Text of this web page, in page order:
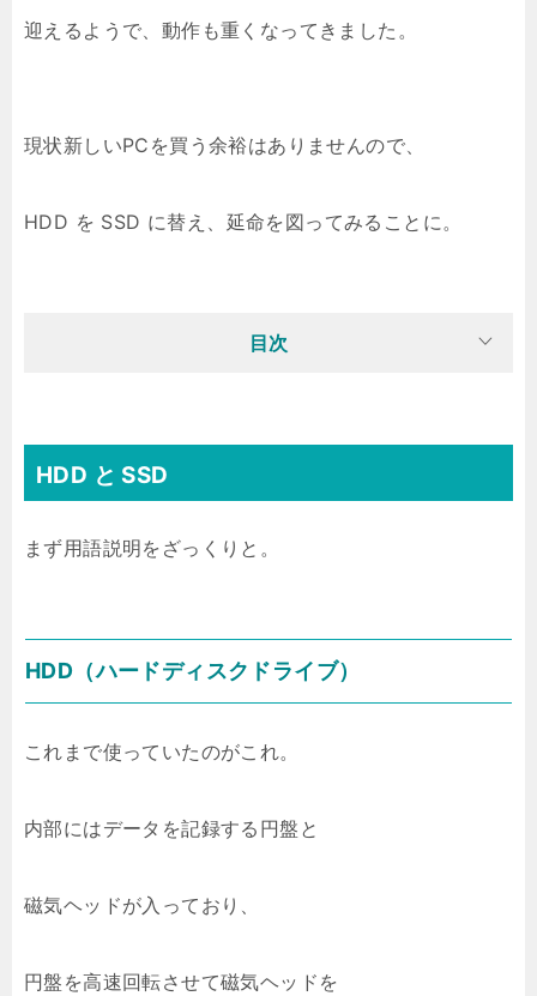
迎えるようで、動作も重くなってきました。
現状新しいPCを買う余裕はありませんので、
HDD を SSD に替え、延命を図ってみることに。
目次
HDD と SSD
まず用語説明をざっくりと。
HDD（ハードディスクドライブ）
これまで使っていたのがこれ。
内部にはデータを記録する円盤と
磁気ヘッドが入っており、
円盤を高速回転させて磁気ヘッドを